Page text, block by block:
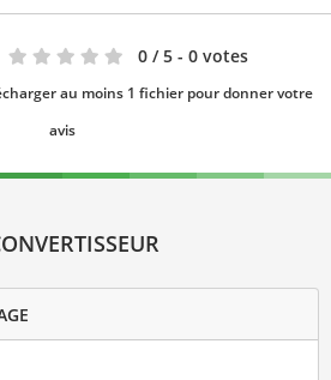
0 / 5 - 0 votes
au moins 1 fichier pour donner votre
avis